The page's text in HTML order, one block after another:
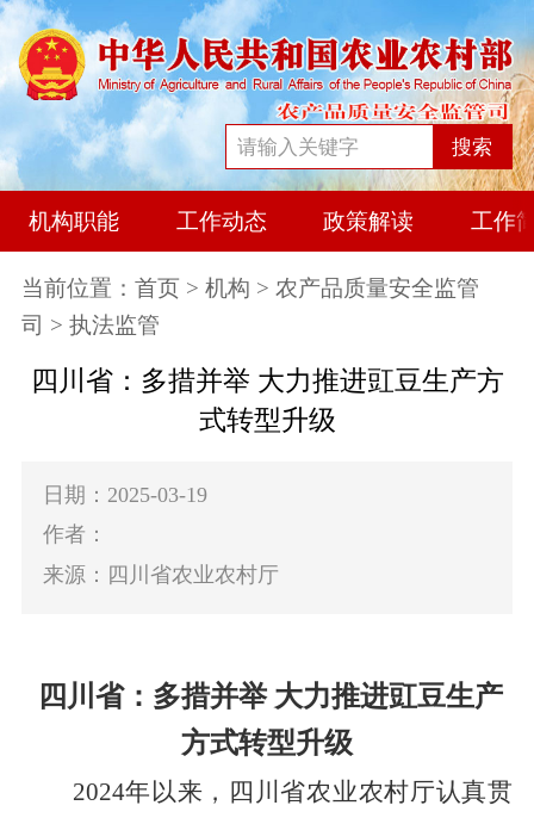
搜索
机构职能 工作动态 政策解读 工作
当前位置： 首页 > 机构 > 农产品质量安全监管
司 > 执法监管
四川省：多措并举 大力推进豇豆生产方
式转型升级
日期：2025-03-19
作者：
来源：四川省农业农村厅
四川省：多措并举 大力推进豇豆生产
方式转型升级
2024年 以来， 四川省农业农村厅认真贯